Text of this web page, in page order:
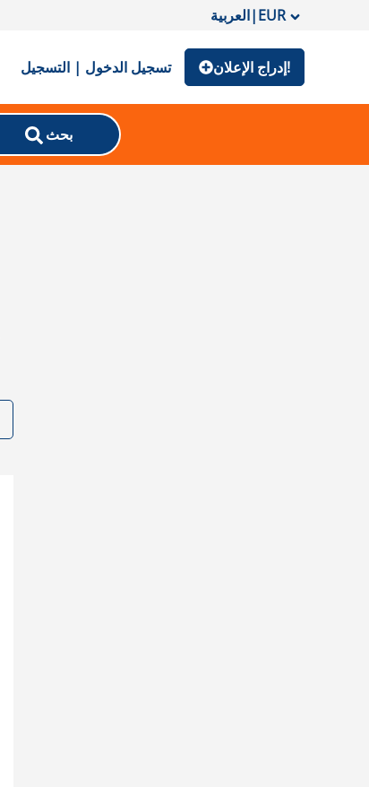
العربية|EUR
تسجيل الدخول | التسجيل إدراج الإعلان!
بحث